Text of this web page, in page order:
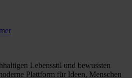
Lebensstil und bewussten
Plattform für Ideen, Menschen